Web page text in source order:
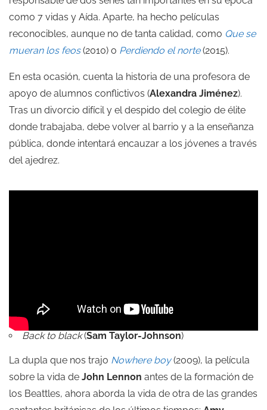
como 7 vidas y Aída. Aparte, ha hecho películas
reconocibles, aunque no de tanta calidad, como Que se
mueran los feos(2010) o Perdiendo el norte(2015).
En esta ocasión, cuenta la historia de una profesora de
apoyo de alumnos conflictivos (Alexandra Jiménez).
Tras un divorcio difícil y el despido del colegio de élite
donde trabajaba, debe volver al barrio y a la enseñanza
pública, donde intentará encauzar a los jóvenes a través
del ajedrez.
Back to black(Sam Taylor-Johnson)
La dupla que nos trajo Nowhere boy(2009), la película
sobre la vida de John Lennon antes de la formación de
los Beattles, ahora aborda la vida de otra de las grandes